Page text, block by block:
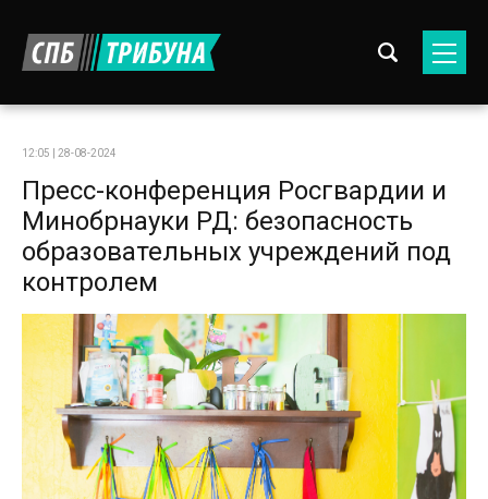
12:05 | 28-08-2024
Пресс-конференция Росгвардии и
Минобрнауки РД: безопасность
образовательных учреждений под
контролем